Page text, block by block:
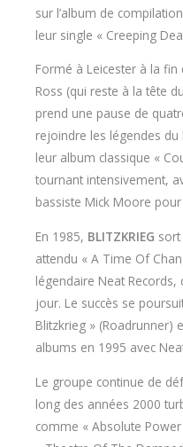
sur l’album de
leur single « Creeping
Formé à Leicester à la
Ross (qui reste à la tête
prend une pause de
rejoindre les légendes du
leur album classique «
tournant intensivement,
bassiste Mick Moore
En 1985, BLITZKRIEG
attendu « A Time Of
légendaire Neat Records,
jour. Le succès se
Blitzkrieg » (Roadrunner)
albums en 1995 avec
Le groupe continue de
long des années 2000
comme « Absolute